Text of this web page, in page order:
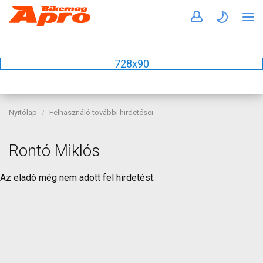
728x90
Nyitólap Felhasználó további hirdetései
Rontó Miklós
Az eladó még nem adott fel hirdetést.